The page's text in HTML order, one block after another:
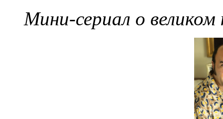
Мини-сериал о великом